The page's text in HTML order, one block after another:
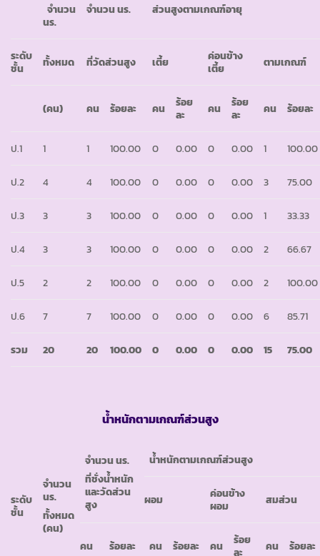
จำนวน
นร.
จำนวน นร. ส่วนสูงตามเกณฑ์อายุ
ระดับ
ชั้น
ทั้งหมด ที่วัดส่วนสูง เตี้ย
ค่อนข้าง
เตี้ย
ตามเกณฑ์
(คน) คน ร้อยละ คน
ร้อย
ละ
คน
ร้อย
ละ
คน ร้อยละ
ป.1 1 1 100.00 0 0.00 0 0.00 1 100.00
ป.2 4 4 100.00 0 0.00 0 0.00 3 75.00
ป.3 3 3 100.00 0 0.00 0 0.00 1 33.33
ป.4 3 3 100.00 0 0.00 0 0.00 2 66.67
ป.5 2 2 100.00 0 0.00 0 0.00 2 100.00
ป.6 7 7 100.00 0 0.00 0 0.00 6 85.71
รวม 20 20 100.00 0 0.00 0 0.00 15 75.00
น้ำหนักตามเกณฑ์ส่วนสูง
ระดับ
ชั้น
จำนวน
นร.
ทั้งหมด
(คน)
จำนวน นร.
ที่ชั่งน้ำหนัก
และวัดส่วน
สูง
น้ำหนักตามเกณฑ์ส่วนสูง
ผอม
ค่อนข้าง
ผอม
สมส่วน
คน ร้อยละ คน ร้อยละ คน
ร้อย
ละ
คน ร้อยละ